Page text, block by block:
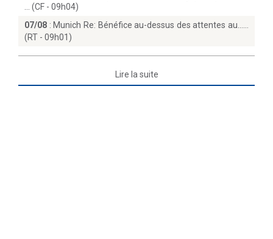
(CF - 09h04)
07/08 : Munich Re: Bénéfice au-dessus des attentes au...
(RT - 09h01)
Lire la suite